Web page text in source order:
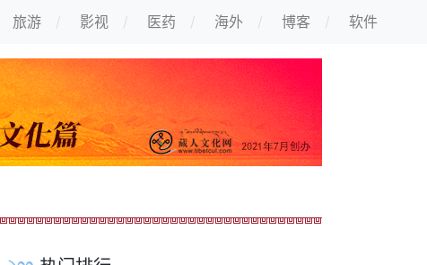
旅游 影视 医药 海外 博客 软件